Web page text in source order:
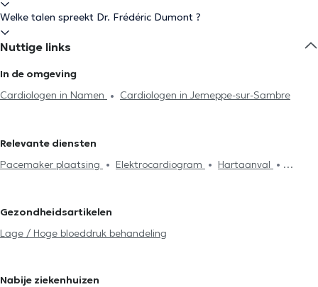
Welke talen spreekt Dr. Frédéric Dumont ?
Nuttige links
In de omgeving
Cardiologen in Namen
Cardiologen in Jemeppe-sur-Sambre
Relevante diensten
Pacemaker plaatsing
Elektrocardiogram
Hartaanval
behandeling
Stress-test
bloeddrukmeting (ABPM)
Gezondheidsartikelen
Lage / Hoge bloeddruk behandeling
Nabije ziekenhuizen